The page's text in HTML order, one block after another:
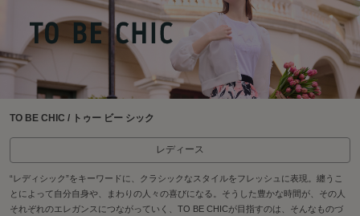
TO BE CHIC / トゥー ビー シック
レディース
“レディシック”をキーワードに、クラシックなスタイルをフレッシュに表現。纏うこ
とによって自分自身や、まわりの人々の喜びになる。そうした豊かな時間が、その人
それぞれのエレガンスにつながっていく、TO BE CHICが目指すのは、そんなものづ